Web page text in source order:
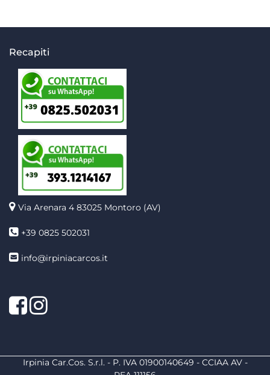
Recapiti
Via Arenara 4 83025 Montoro (AV)
+39 0825 502031
info@irpiniacarcos.it
FacebookInstagram
Irpinia Car.Cos. S.r.l. - P. IVA 01900140649 - CCIAA AV -